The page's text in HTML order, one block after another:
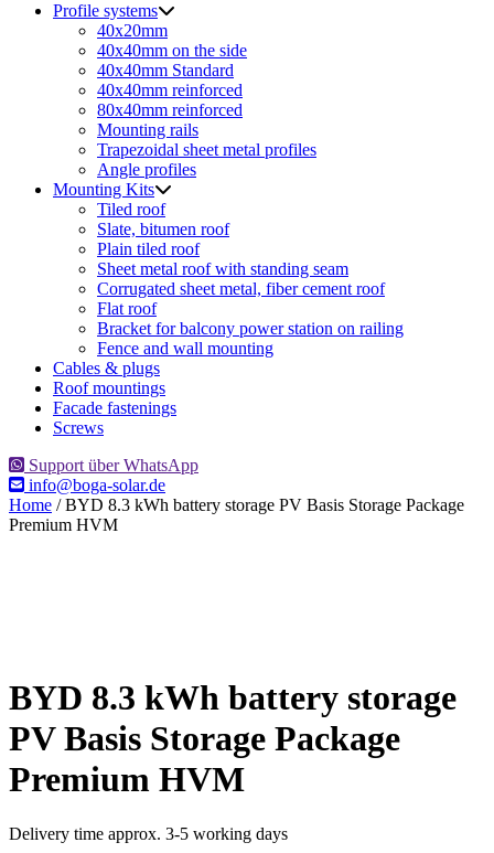
Profile systems
40x20mm
40x40mm on the side
40x40mm Standard
40x40mm reinforced
80x40mm reinforced
Mounting rails
Trapezoidal sheet metal profiles
Angle profiles
Mounting Kits
Tiled roof
Slate, bitumen roof
Plain tiled roof
Sheet metal roof with standing seam
Corrugated sheet metal, fiber cement roof
Flat roof
Bracket for balcony power station on railing
Fence and wall mounting
Cables & plugs
Roof mountings
Facade fastenings
Screws
Support über WhatsApp
info@boga-solar.de
Home / BYD 8.3 kWh battery storage PV Basis Storage Package
Premium HVM
BYD 8.3 kWh battery storage
PV Basis Storage Package
Premium HVM
Delivery time approx. 3-5 working days